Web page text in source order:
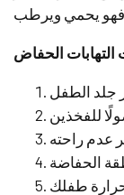
التهابات الحفاض
جلد الطفل
للفخذين
عدم راحته
الحفاضة
طفلك